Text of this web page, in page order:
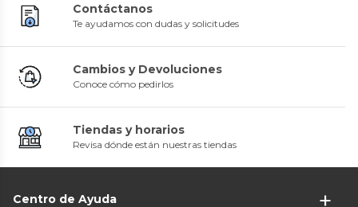
Contáctanos
Te ayudamos con dudas y solicitudes
Cambios y Devoluciones
Conoce cómo pedirlos
Tiendas y horarios
Revisa dónde están nuestras tiendas
Centro de Ayuda